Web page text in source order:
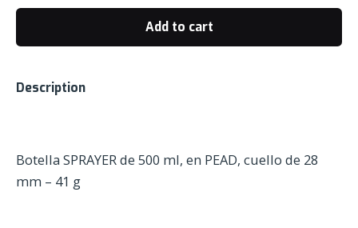
1
de
Add to cart
Description
Botella SPRAYER de 500 ml, en PEAD, cuello de 28
mm – 41 g